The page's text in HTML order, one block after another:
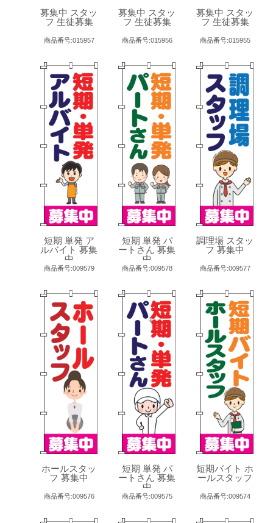
募集中 スタッ
フ 生徒募集
商品番号:015957
募集中 スタッ
フ 生徒募集
商品番号:015956
募集中 スタッ
フ 生徒募集
商品番号:015955
短期 単発 ア
ルバイト 募集
中
商品番号:009579
短期 単発 パ
ートさん 募集
中
商品番号:009578
調理場 スタッ
フ 募集中
商品番号:009577
ホールスタッ
フ 募集中
商品番号:009576
短期 単発 パ
ートさん 募集
中
商品番号:009575
短期バイト ホ
ールスタッフ
商品番号:009574